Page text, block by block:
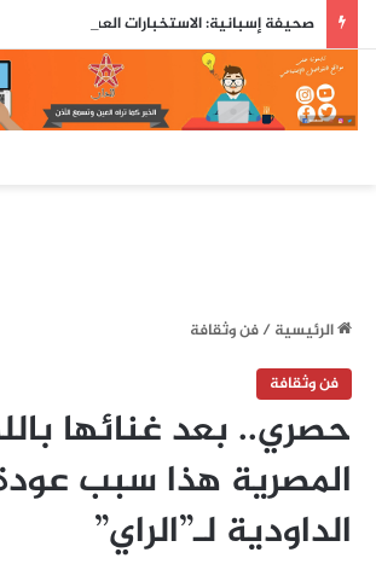
الرئيسية/فن وثقافة
فن وثقافة
حصري.. بعد غنائها
المصرية هذا سبب
الداودية لـ”الراي”